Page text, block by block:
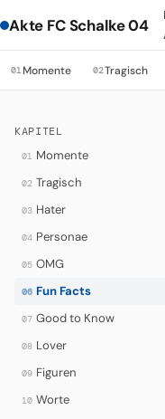
Akte FC Schalke 04
01Momente 02Tragisch
KAPITEL
01 Momente
02 Tragisch
03 Hater
04 Personae
05 OMG
06 Fun Facts
07 Good to Know
08 Lover
09 Figuren
10 Worte